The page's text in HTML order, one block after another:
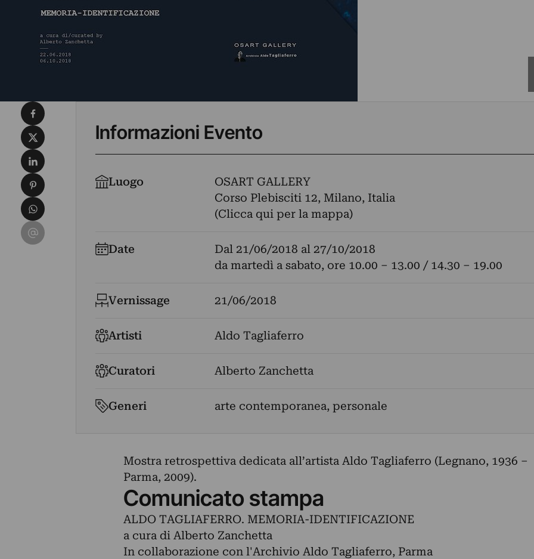
Informazioni Evento
Luogo
OSART GALLERY
Corso Plebisciti 12, Milano, Italia
(Clicca qui per la mappa)
Date Dal 21/06/2018 al 27/10/2018
da martedì a sabato, ore 10.00 – 13.00 / 14.30 – 19.00
Vernissage 21/06/2018
Artisti Aldo Tagliaferro
Curatori Alberto Zanchetta
Generi arte contemporanea, personale
Mostra retrospettiva dedicata all’artista Aldo Tagliaferro (Legnano, 1936 –
Parma, 2009).
Comunicato stampa
ALDO TAGLIAFERRO. MEMORIA-IDENTIFICAZIONE
a cura di Alberto Zanchetta
In collaborazione con l'Archivio Aldo Tagliaferro, Parma
Condividi su Facebook
Condividi su X
Condividi su LinkedIn
Condividi su Pinterest
Condividi su WhatsApp
Condividi su Email